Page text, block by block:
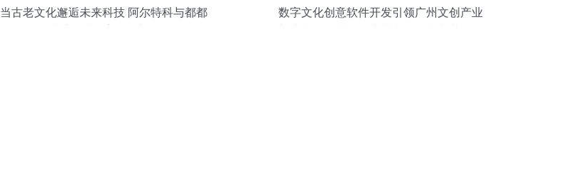
当古老文化邂逅未来科技 阿尔特科与都都
数字文化创意软件开发引领广州文创产业